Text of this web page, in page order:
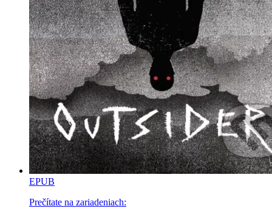
EPUB
Prečítate na zariadeniach: